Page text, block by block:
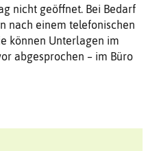
nicht geöffnet. Bei Bedarf
nach einem telefonischen
können Unterlagen im
abgesprochen – im Büro